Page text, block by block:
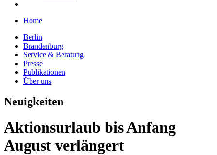
Home
Berlin
Brandenburg
Service & Beratung
Presse
Publikationen
Über uns
Neuigkeiten
Aktionsurlaub bis Anfang
August verlängert